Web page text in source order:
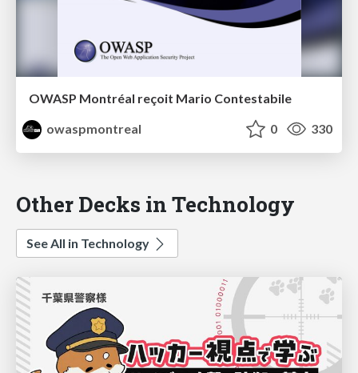
OWASP Montréal reçoit Mario Contestabile
owaspmontreal
0 330
Other Decks in Technology
See All in Technology